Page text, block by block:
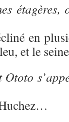
en
et le
Ototo